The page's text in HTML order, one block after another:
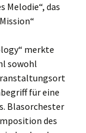
Melodie“, das
merkte
sowohl
für eine
Blasorchester
des